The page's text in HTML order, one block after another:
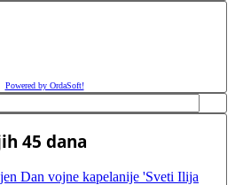
Powered by OrdaSoft!
45 dana
Dan vojne kapelanije 'Sveti Ilija